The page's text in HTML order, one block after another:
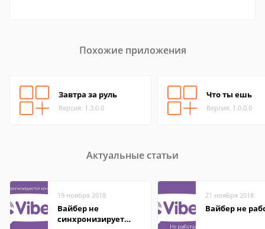
Похожие приложения
Завтра за руль
Версия: 1.3.0.0
Что ты ешь
Версия: 1.0.0.0
Актуальные статьи
19 ноября 2018
Вайбер не
синхронизирует
21 ноября 2018
Вайбер не